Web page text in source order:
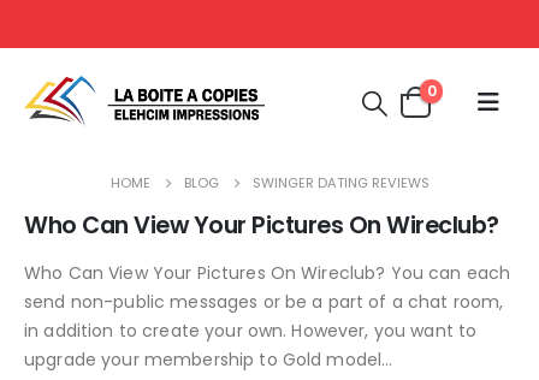
0
HOME BLOG SWINGER DATING REVIEWS
Who Can View Your Pictures On Wireclub?
Who Can View Your Pictures On Wireclub? You can each
send non-public messages or be a part of a chat room,
in addition to create your own. However, you want to
upgrade your membership to Gold model...